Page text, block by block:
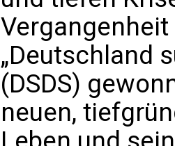
„Deutschland
(DSDS)
neuen,